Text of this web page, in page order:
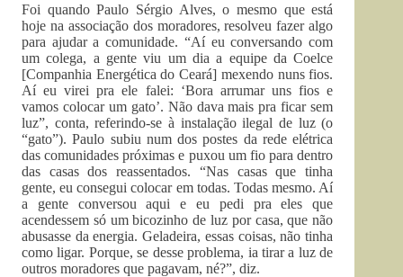
Foi quando Paulo Sérgio Alves, o mesmo que está
hoje na associação dos moradores, resolveu fazer algo
para ajudar a comunidade. “Aí eu conversando com
um colega, a gente viu um dia a equipe da Coelce
[Companhia Energética do Ceará] mexendo nuns fios.
Aí eu virei pra ele falei: ‘Bora arrumar uns fios e
vamos colocar um gato’. Não dava mais pra ficar sem
luz”, conta, referindo-se à instalação ilegal de luz (o
“gato”). Paulo subiu num dos postes da rede elétrica
das comunidades próximas e puxou um fio para dentro
das casas dos reassentados. “Nas casas que tinha
gente, eu consegui colocar em todas. Todas mesmo. Aí
a gente conversou aqui e eu pedi pra eles que
acendessem só um bicozinho de luz por casa, que não
abusasse da energia. Geladeira, essas coisas, não tinha
como ligar. Porque, se desse problema, ia tirar a luz de
outros moradores que pagavam, né?”, diz.